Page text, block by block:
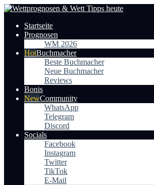
Startseite
Prognosen
WM 2026
Buchmacher
Beste Buchmacher
Neue Buchmacher
Reviews
Bonis
Community
WhatsApp
Telegram
Discord
Socials
Facebook
Instagram
Twitter
TikTok
E-Mail